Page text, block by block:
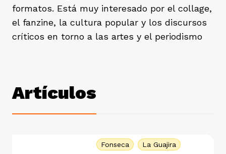
formatos. Está muy interesado por el collage,
el fanzine, la cultura popular y los discursos
críticos en torno a las artes y el periodismo
Artículos
Fonseca La Guajira
equipo
nuestro contenido